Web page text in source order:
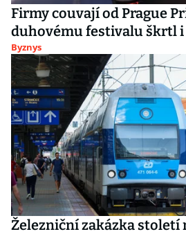
Firmy couvají od Prague
duhovému festivalu škrtl
Byznys
Železniční zakázka století